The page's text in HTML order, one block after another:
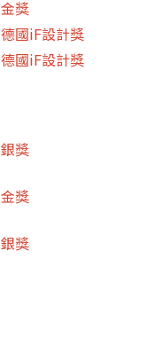
金獎
德國iF設計獎
德國iF設計獎
銀獎
金獎
銀獎